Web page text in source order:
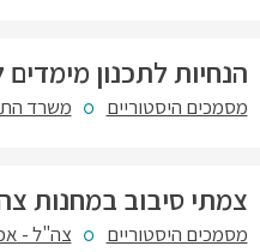
הנחיות לתכנון
מסמכים היסטוריים משרד
צמתי סיבוב במחנות
מסמכים היסטוריים צה"ל -